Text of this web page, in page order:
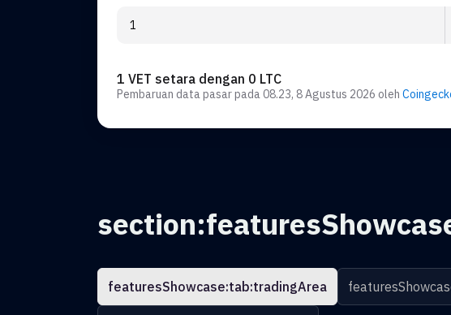
1 VET setara dengan 0 LTC
Pembaruan data pasar pada08.23, 8 Agustus 2026 oleh
featuresShowcase:tab:tradingArea